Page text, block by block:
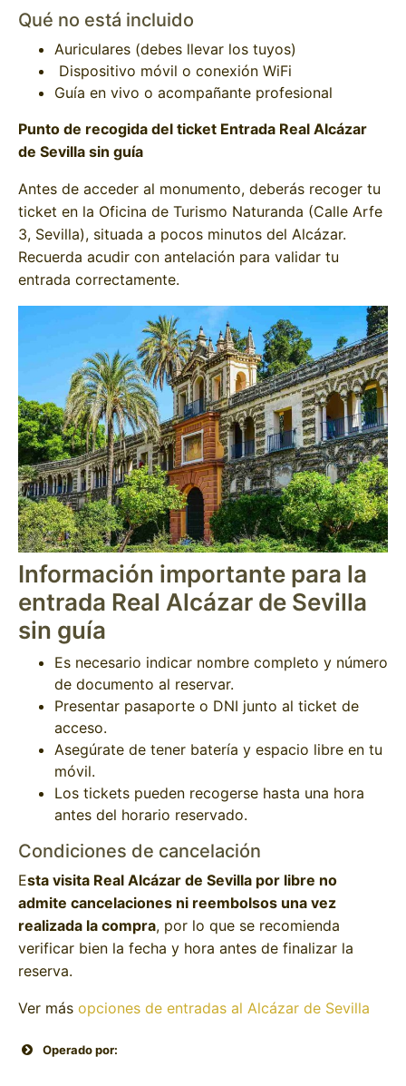
Qué no está incluido
Auriculares (debes llevar los tuyos)
Dispositivo móvil o conexión WiFi
Guía en vivo o acompañante profesional
Punto de recogida del ticket Entrada Real Alcázar
de Sevilla sin guía
Antes de acceder al monumento, deberás recoger tu
ticket en la Oficina de Turismo Naturanda (Calle Arfe
3, Sevilla), situada a pocos minutos del Alcázar.
Recuerda acudir con antelación para validar tu
entrada correctamente.
Información importante para la
entrada Real Alcázar de Sevilla
sin guía
Es necesario indicar nombre completo y número
de documento al reservar.
Presentar pasaporte o DNI junto al ticket de
acceso.
Asegúrate de tener batería y espacio libre en tu
móvil.
Los tickets pueden recogerse hasta una hora
antes del horario reservado.
Condiciones de cancelación
Esta visita Real Alcázar de Sevilla por libre no
admite cancelaciones ni reembolsos una vez
realizada la compra, por lo que se recomienda
verificar bien la fecha y hora antes de finalizar la
reserva.
Ver más opciones de entradas al Alcázar de Sevilla
Operado por: